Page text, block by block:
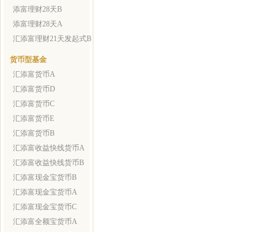
添富理财28天B
添富理财28天A
汇添富理财21天发起式B
货币型基金
汇添富货币A
汇添富货币D
汇添富货币C
汇添富货币E
汇添富货币B
汇添富收益快线货币A
汇添富收益快线货币B
汇添富现金宝货币B
汇添富现金宝货币A
汇添富现金宝货币C
汇添富全额宝货币A